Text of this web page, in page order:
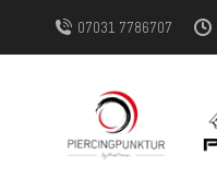
07031 7786707